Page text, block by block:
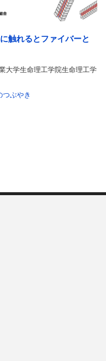
触れるとファイバーと
大学生命理工学院生命理工学
つぶやき